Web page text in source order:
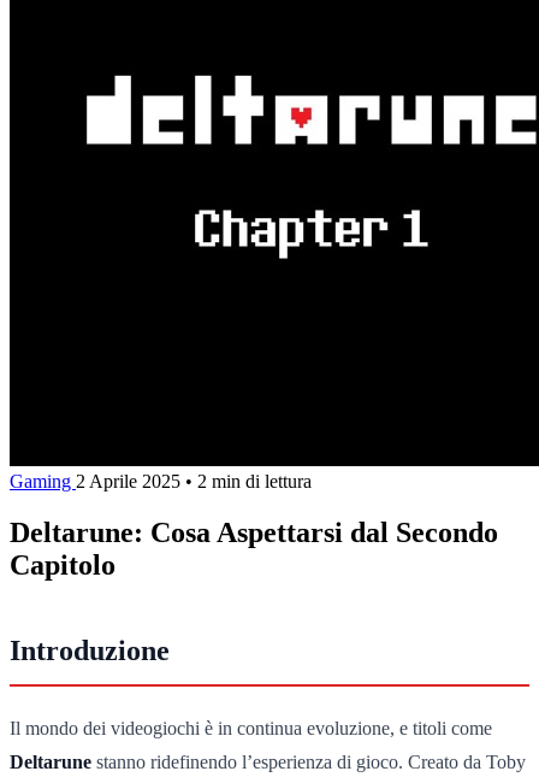
Gaming 2 Aprile 2025 • 2 min di lettura
Deltarune: Cosa Aspettarsi dal Secondo
Capitolo
Introduzione
Il mondo dei videogiochi è in continua evoluzione, e titoli come
Deltarune stanno ridefinendo l’esperienza di gioco. Creato da Toby